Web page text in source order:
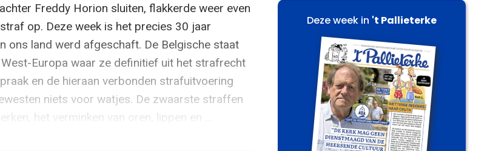
Freddy Horion sluiten, flakkerde weer even
op. Deze week is het precies 30 jaar
ons land werd afgeschaft. De Belgische staat
Europa waar ze definitief uit het strafrecht
en de hieraan verbonden strafuitvoering
niets voor watjes. De zwaarste straffen
het verminken van oren, lippen en ...
Deze week in 't Pallieterke